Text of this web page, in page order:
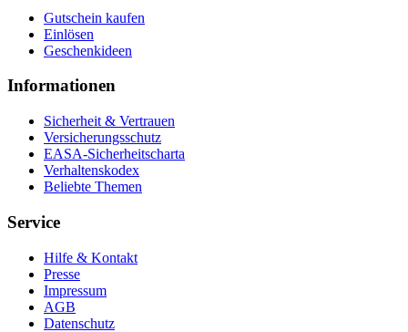
Gutschein kaufen
Einlösen
Geschenkideen
Informationen
Sicherheit & Vertrauen
Versicherungsschutz
EASA-Sicherheitscharta
Verhaltenskodex
Beliebte Themen
Service
Hilfe & Kontakt
Presse
Impressum
AGB
Datenschutz